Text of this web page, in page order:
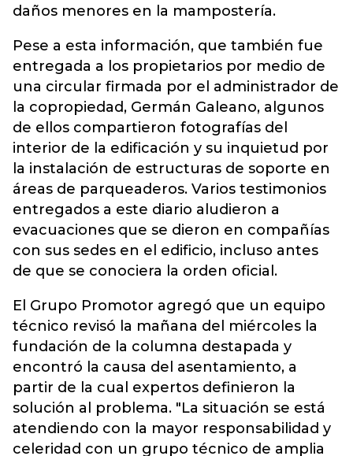
daños menores en la mampostería.
Pese a esta información, que también fue
entregada a los propietarios por medio de
una circular firmada por el administrador de
la copropiedad, Germán Galeano, algunos
de ellos compartieron fotografías del
interior de la edificación y su inquietud por
la instalación de estructuras de soporte en
áreas de parqueaderos. Varios testimonios
entregados a este diario aludieron a
evacuaciones que se dieron en compañías
con sus sedes en el edificio, incluso antes
de que se conociera la orden oficial.
El Grupo Promotor agregó que un equipo
técnico revisó la mañana del miércoles la
fundación de la columna destapada y
encontró la causa del asentamiento, a
partir de la cual expertos definieron la
solución al problema. "La situación se está
atendiendo con la mayor responsabilidad y
celeridad con un grupo técnico de amplia